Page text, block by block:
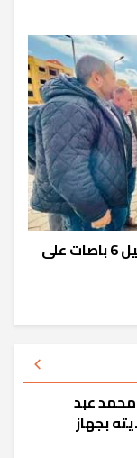
رئيس جهاز العبور الجديدة يعلن تشغيل 6 باصات على
عبد
بجهاز